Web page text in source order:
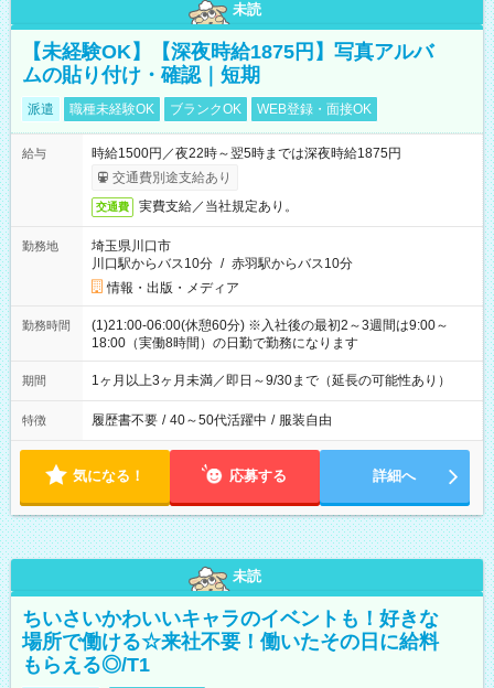
未読
【未経験OK】【深夜時給1875円】写真アルバ
ムの貼り付け・確認｜短期
派遣 職種未経験OK ブランクOK WEB登録・面接OK
給与
時給1500円／夜22時～翌5時までは深夜時給1875円
交通費別途支給あり
交通費 実費支給／当社規定あり。
勤務地
埼玉県川口市
川口駅からバス10分 / 赤羽駅からバス10分
情報・出版・メディア
勤務時間
(1)21:00-06:00(休憩60分) ※入社後の最初2～3週間は9:00～
18:00（実働8時間）の日勤で勤務になります
期間 1ヶ月以上3ヶ月未満／即日～9/30まで（延長の可能性あり）
特徴 履歴書不要 / 40～50代活躍中 / 服装自由
気になる！ 応募する 詳細へ
未読
ちいさいかわいいキャラのイベントも！好きな
場所で働ける☆来社不要！働いたその日に給料
もらえる◎/T1